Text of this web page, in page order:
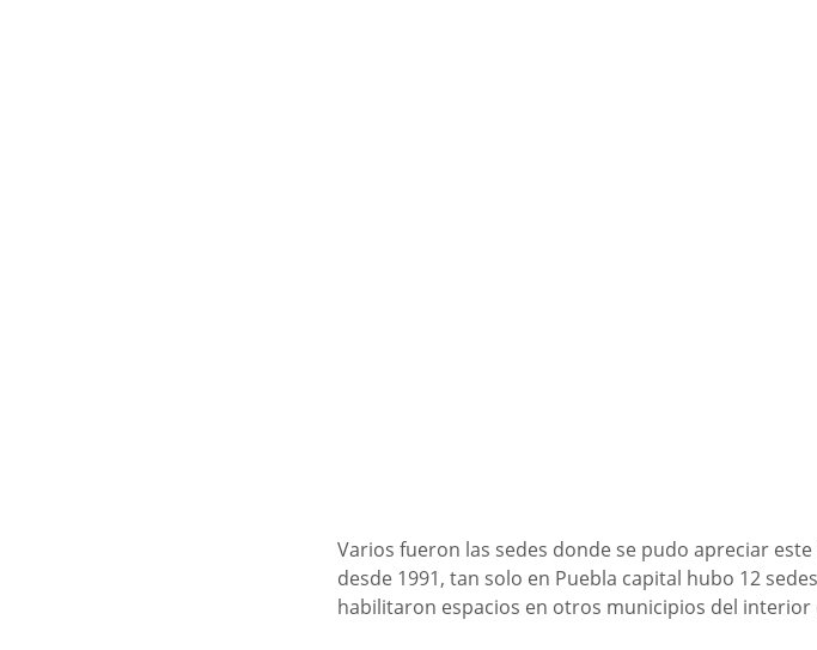
Varios fueron las sedes donde se pudo apreciar
desde 1991, tan solo en Puebla capital hubo 12
habilitaron espacios en otros municipios del interior